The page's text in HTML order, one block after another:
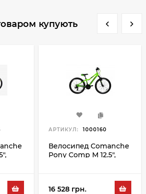
купують
АРТИКУЛ: 1000160
Велосипед Comanche
Pony Comp M 12.5",
16 528 грн.